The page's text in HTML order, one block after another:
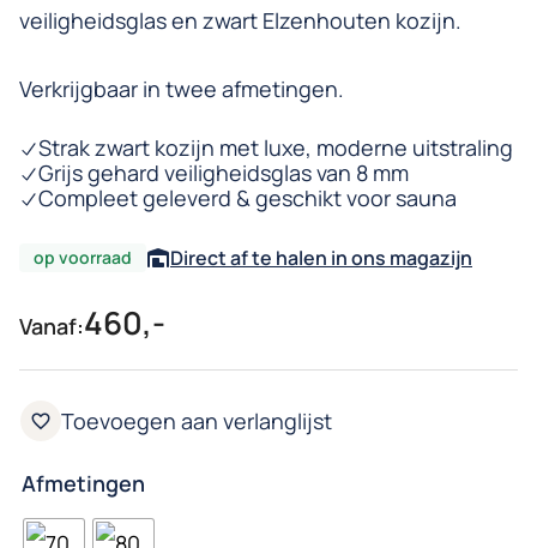
veiligheidsglas en zwart Elzenhouten kozijn.
Verkrijgbaar in twee afmetingen.
Strak zwart kozijn met luxe, moderne uitstraling
Grijs gehard veiligheidsglas van 8 mm
Compleet geleverd & geschikt voor sauna
op voorraad Direct af te halen in ons magazijn
Vanaf:460,-
Afmetingen